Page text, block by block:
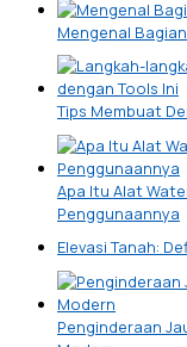
Mengenal
Tips Membuat
Apa Itu Alat
Penggunaannya
Elevasi Tanah:
Penginderaan